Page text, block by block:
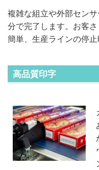
複雑な組立や外部セン
分で完了します。お客
簡単、生産ラインの停止
高品質印字